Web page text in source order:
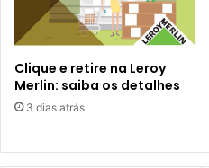
Clique e retire na Leroy
Merlin: saiba os detalhes
3 dias atrás